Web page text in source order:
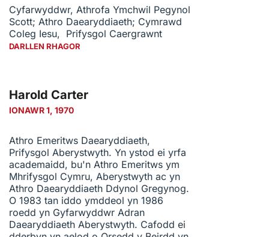
Cyfarwyddwr, Athrofa Ymchwil Pegynol
Scott; Athro Daearyddiaeth; Cymrawd
Coleg Iesu, Prifysgol Caergrawnt
DARLLEN RHAGOR
Harold Carter
IONAWR 1, 1970
Athro Emeritws Daearyddiaeth,
Prifysgol Aberystwyth. Yn ystod ei yrfa
academaidd, bu'n Athro Emeritws ym
Mhrifysgol Cymru, Aberystwyth ac yn
Athro Daearyddiaeth Ddynol Gregynog.
O 1983 tan iddo ymddeol yn 1986
roedd yn Gyfarwyddwr Adran
Daearyddiaeth Aberystwyth. Cafodd ei